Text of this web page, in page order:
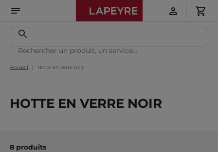
Accueil Hotte en verre noir
HOTTE EN VERRE NOIR
8 produits